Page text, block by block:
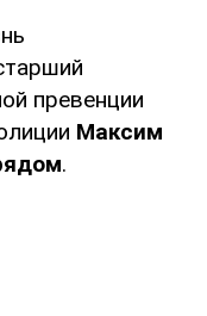
превенции
Максим
.